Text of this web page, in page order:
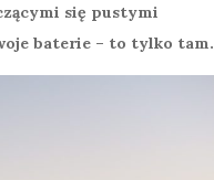
się pustymi
baterie – to tylko tam.